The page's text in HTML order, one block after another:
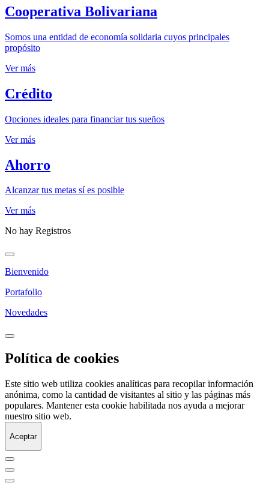
Cooperativa Bolivariana
Somos una entidad de economía solidaria cuyos principales
propósito
Ver más
Crédito
Opciones ideales para financiar tus sueños
Ver más
Ahorro
Alcanzar tus metas sí es posible
Ver más
No hay Registros
Bienvenido
Portafolio
Novedades
Política de cookies
Este sitio web utiliza cookies analíticas para recopilar información
anónima, como la cantidad de visitantes al sitio y las páginas más
populares. Mantener esta cookie habilitada nos ayuda a mejorar
nuestro sitio web.
Aceptar